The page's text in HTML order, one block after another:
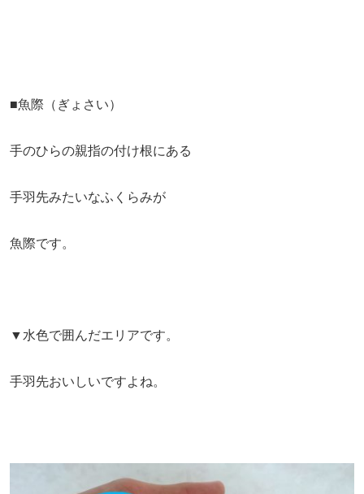
■魚際（ぎょさい）
手のひらの親指の付け根にある
手羽先みたいなふくらみが
魚際です。
▼水色で囲んだエリアです。
手羽先おいしいですよね。